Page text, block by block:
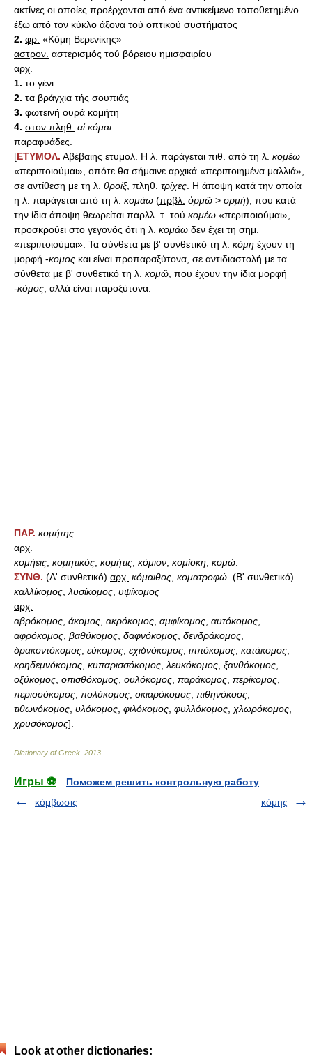
ακτίνες οι οποίες προέρχονται από ένα αντικείμενο τοποθετημένο
έξω από τον κύκλο άξονα τού οπτικού συστήματος
2. φρ. «Κόμη Βερενίκης»
αστρον. αστερισμός τού βόρειου ημισφαιρίου
αρχ.
1. το γένι
2. τα βράγχια τής σουπιάς
3. φωτεινή ουρά κομήτη
4. στον πληθ. αἱ κόμαι
παραφυάδες.
[ΕΤΥΜΟΛ. Αβέβαιης ετυμολ. Η λ. παράγεται πιθ. από τη λ. κομέω
«περιποιούμαι», οπότε θα σήμαινε αρχικά «περιποιημένα μαλλιά»,
σε αντίθεση με τη λ. θροίξ, πληθ. τρίχες . Η άποψη κατά την οποία
η λ. παράγεται από τη λ. κομάω (πρβλ. ὁρμῶ > ορμή), που κατά
την ίδια άποψη θεωρείται παρλλ. τ. τού κομέω «περιποιούμαι»,
προσκρούει στο γεγονός ότι η λ. κομάω δεν έχει τη σημ.
«περιποιούμαι». Τα σύνθετα με β' συνθετικό τη λ. κόμη έχουν τη
μορφή -κομος και είναι προπαραξύτονα, σε αντιδιαστολή με τα
σύνθετα με β' συνθετικό τη λ. κομῶ , που έχουν την ίδια μορφή
-κόμος , αλλά είναι παροξύτονα.
ΠΑΡ. κομήτης
αρχ.
κομήεις κομητικός κομήτις κόμιον κομίσκη κομώ
ΣΥΝΘ. (Α' συνθετικό) αρχ. κόμαιθος κοματροφώ . (Β' συνθετικό)
καλλίκομος λυσίκομος υψίκομος
αρχ.
αβρόκομος άκομος ακρόκομος αμφίκομος αυτόκομος
αφρόκομος βαθύκομος δαφνόκομος δενδράκομος
δρακοντόκομος εύκομος εχιδνόκομος ιππόκομος κατάκομος
κρηδεμνόκομος κυπαρισσόκομος λευκόκομος ξανθόκομος
οξύκομος οπισθόκομος ουλόκομος παράκομος περίκομος
περισσόκομος πολύκομος σκιαρόκομος πιθηνόκοος
τιθωνόκομος υλόκομος φιλόκομος φυλλόκομος χλωρόκομος
χρυσόκομος].
Dictionary of Greek 2013
Игры ⚽
Поможем решить контрольную работу
κόμβωσις
κόμης
Look at other dictionaries: